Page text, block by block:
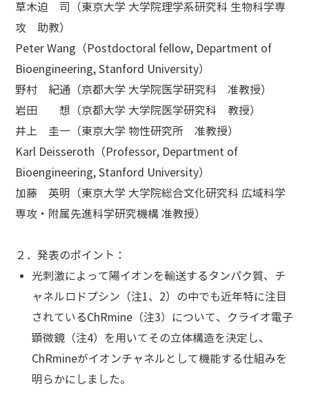
草木迫 司（東京大学 大学院理学系研究科 生物科学専
攻 助教）
Peter Wang（Postdoctoral fellow, Department of
Bioengineering, Stanford University）
野村 紀通（京都大学 大学院医学研究科 准教授）
岩田 想（京都大学 大学院医学研究科 教授）
井上 圭一（東京大学 物性研究所 准教授）
Karl Deisseroth（Professor, Department of
Bioengineering, Stanford University）
加藤 英明（東京大学 大学院総合文化研究科 広域科学
専攻・附属先進科学研究機構 准教授）
２．発表のポイント：
光刺激によって陽イオンを輸送するタンパク質、チ
ャネルロドプシン（注1、2）の中でも近年特に注目
されているChRmine（注3）について、クライオ電子
顕微鏡（注4）を用いてその立体構造を決定し、
ChRmineがイオンチャネルとして機能する仕組みを
明らかにしました。